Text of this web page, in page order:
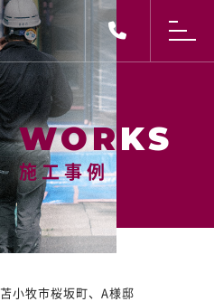
施工事例
施工事例
苫小牧市桜坂町、A様邸